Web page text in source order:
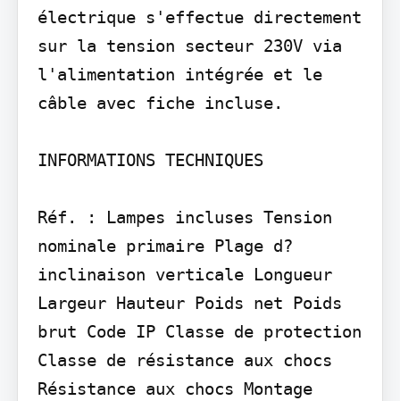
électrique s'effectue directement
sur la tension secteur 230V via
l'alimentation intégrée et le
câble avec fiche incluse.
INFORMATIONS TECHNIQUES
Réf. : Lampes incluses Tension
nominale primaire Plage d?
inclinaison verticale Longueur
Largeur Hauteur Poids net Poids
brut Code IP Classe de protection
Classe de résistance aux chocs
Résistance aux chocs Montage